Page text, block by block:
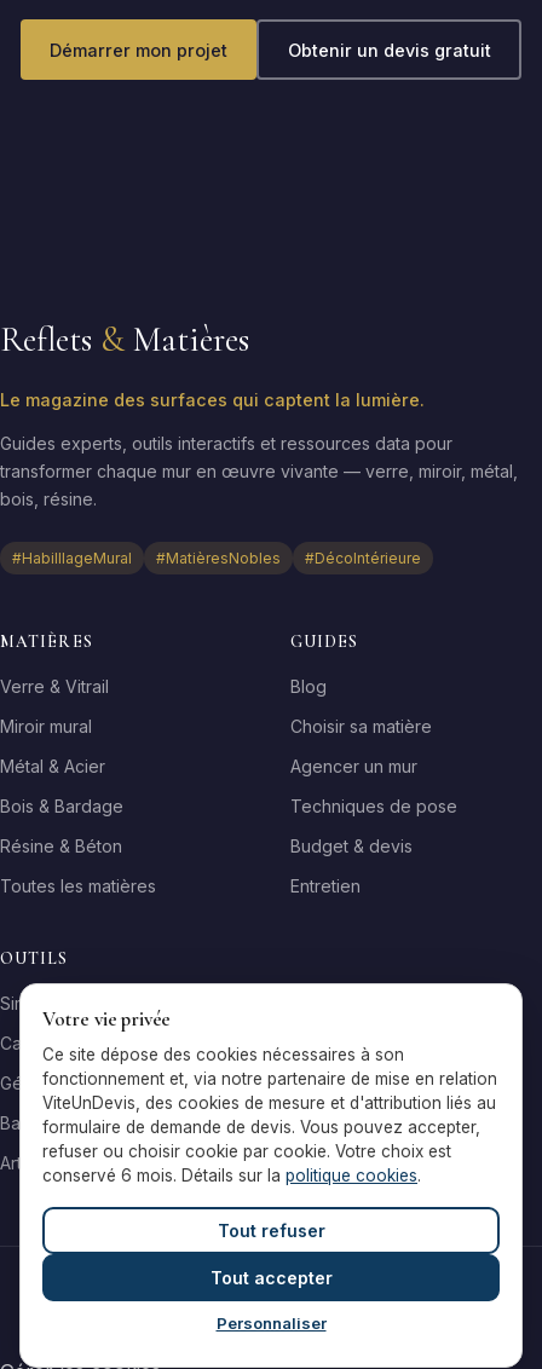
Démarrer mon projet Obtenir un devis gratuit
Reflets & Matières
Le magazine des surfaces qui captent la lumière.
Guides experts, outils interactifs et ressources data pour
transformer chaque mur en œuvre vivante — verre, miroir, métal,
bois, résine.
#HabilllageMural #MatièresNobles #DécoIntérieure
MATIÈRES
Verre & Vitrail
Miroir mural
Métal & Acier
Bois & Bardage
Résine & Béton
Toutes les matières
GUIDES
Blog
Choisir sa matière
Agencer un mur
Techniques de pose
Budget & devis
Entretien
OUTILS
Simulateur matière
Calculateur surface
Générateur galerie
Baromètre de prix
Artisans par ville
© 2026 Reflets & Matières — Tous droits réservés
Mentions légales
Cookies
Votre vie privée
Ce site dépose des cookies nécessaires à son
fonctionnement et, via notre partenaire de mise en relation
ViteUnDevis, des cookies de mesure et d'attribution liés au
formulaire de demande de devis. Vous pouvez accepter,
refuser ou choisir cookie par cookie. Votre choix est
conservé 6 mois. Détails sur la politique cookies.
Tout refuser
Tout accepter
Personnaliser